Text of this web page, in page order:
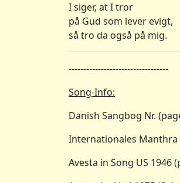
I siger, at I tror
på Gud som lever evigt,
så tro da også på mig.
----------------------------------
Song-Info:
Danish Sangbog Nr.
Internationales Manthra
Avesta in Song US 1946